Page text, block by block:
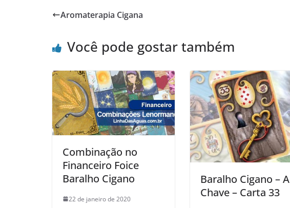
Aromaterapia Cigana
Você pode gostar também
Combinação no
Financeiro Foice
Baralho Cigano
22 de janeiro de 2020
Baralho Cigano – A
Chave – Carta 33